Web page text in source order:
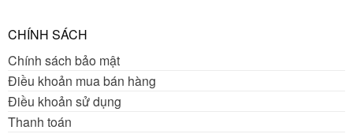
Giữ cân bằng dầu và nước, hấp thụ vào da một cách nhanh
chóng và giữ cho làn da sáng bóng và mềm mại. Chiết
xuất từ tinh chất hoa và các thành phần thiên nhiên, nuôi
dưỡng và cung cấp chất dinh dưỡng cho làn da, giúp da
cân bằng độ ẩm và tươi sáng,đem lại cho bạn làn da mịn
màng.
CHÍNH SÁCH
Chính sách bảo mật
Điều khoản mua bán hàng
Điều khoản sử dụng
Thanh toán